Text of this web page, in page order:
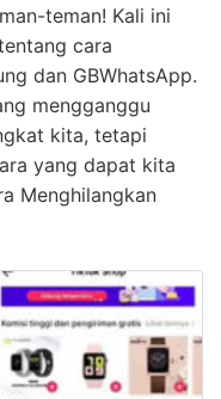
teman! Kali ini
cara
dan GBWhatsApp.
mengganggu
kita, tetapi
yang dapat kita
Menghilangkan